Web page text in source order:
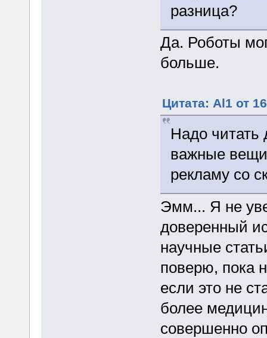
разница?
Да. Роботы
больше.
Цитата: Al1 от
Надо читать
важные
рекламу со
Эмм... Я не
доверенный
научные
поверю, пока
если это не
более
совершенно